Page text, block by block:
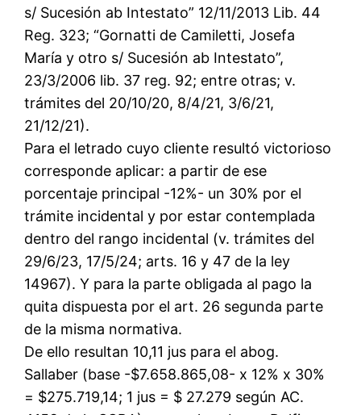
s/ Sucesión ab Intestato” 12/11/2013 Lib. 44
Reg. 323; “Gornatti de Camiletti, Josefa
María y otro s/ Sucesión ab Intestato”,
23/3/2006 lib. 37 reg. 92; entre otras; v.
trámites del 20/10/20, 8/4/21, 3/6/21,
21/12/21).
Para el letrado cuyo cliente resultó victorioso
corresponde aplicar: a partir de ese
porcentaje principal -12%- un 30% por el
trámite incidental y por estar contemplada
dentro del rango incidental (v. trámites del
29/6/23, 17/5/24; arts. 16 y 47 de la ley
14967). Y para la parte obligada al pago la
quita dispuesta por el art. 26 segunda parte
de la misma normativa.
De ello resultan 10,11 jus para el abog.
Sallaber (base -$7.658.865,08- x 12% x 30%
= $275.719,14; 1 jus = $ 27.279 según AC.